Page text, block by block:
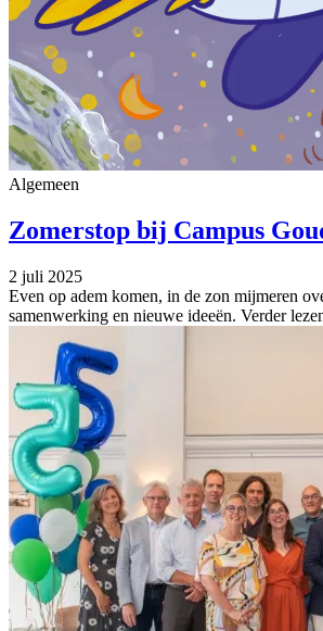
Algemeen
Zomerstop bij Campus
2 juli 2025
Even op adem komen, in de zon mijmeren
samenwerking en nieuwe ideeën. Verder